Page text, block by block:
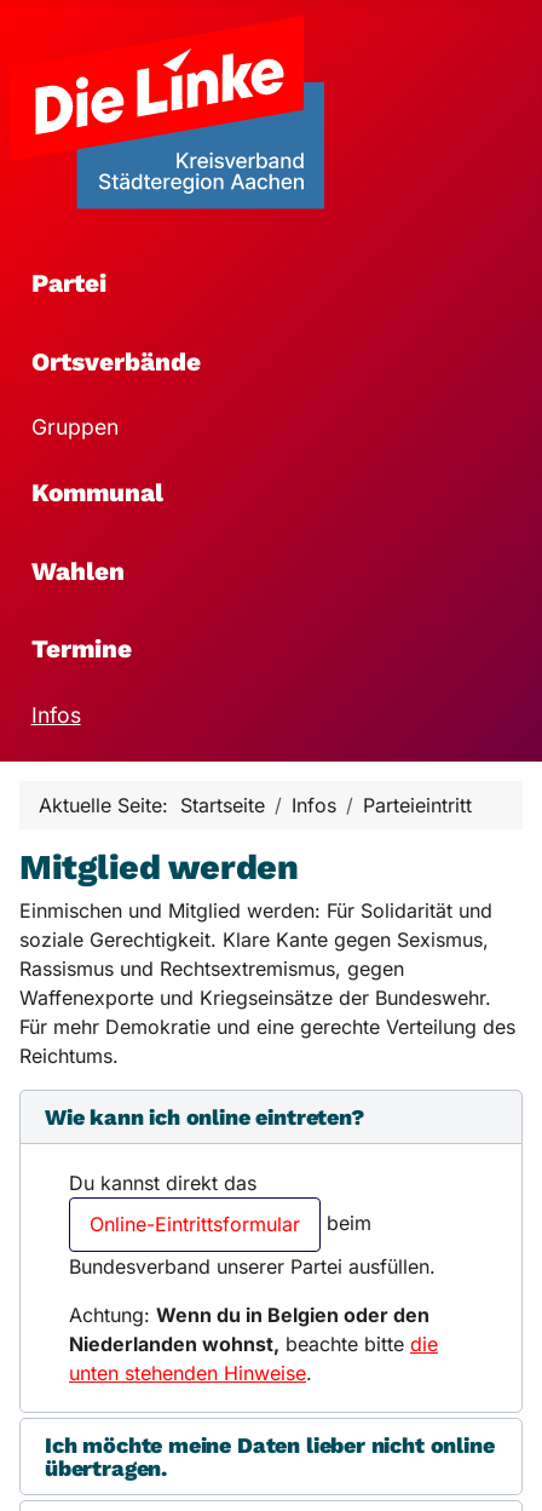
Partei
Ortsverbände
Gruppen
Kommunal
Wahlen
Termine
Infos
Aktuelle Seite: Startseite Infos Parteieintritt
Mitglied werden
Einmischen und Mitglied werden: Für Solidarität und
soziale Gerechtigkeit. Klare Kante gegen Sexismus,
Rassismus und Rechtsextremismus, gegen
Waffenexporte und Kriegseinsätze der Bundeswehr.
Für mehr Demokratie und eine gerechte Verteilung des
Reichtums.
Wie kann ich online eintreten?
Du kannst direkt das
Online-Eintrittsformular
beim
Bundesverband unserer Partei ausfüllen.
Achtung: Wenn du in Belgien oder den
Niederlanden wohnst, beachte bitte die
unten stehenden Hinweise.
Ich möchte meine Daten lieber nicht online
übertragen.